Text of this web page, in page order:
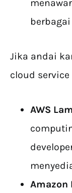
Jika andai
cloud
AWS
Amazon